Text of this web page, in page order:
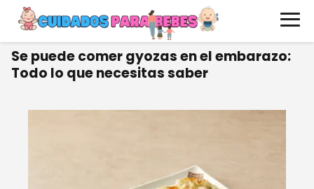
Se puede comer gyozas en el embarazo:
Todo lo que necesitas saber